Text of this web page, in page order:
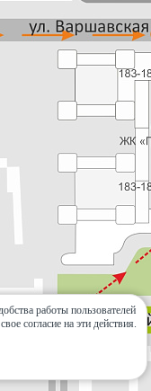
работы пользователей
согласие на эти действия.